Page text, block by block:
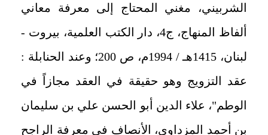
الشربيني، مغني المحتاج إلى معرفة معاني
ألفاظ المنهاج، ج4، دار الكتب العلمية، بيروت -
لبنان، 1415هـ / 1994م، ص 200؛ وعند الحنابلة :
عقد التزويج وهو حقيقة في العقد مجازاً في
الوطم"، علاء الدين أبو الحسن علي بن سليمان
بن أحمد المزداوي، الأنصاف في معرفة الراجح